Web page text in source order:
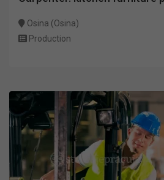
Osina (Osina)
Production